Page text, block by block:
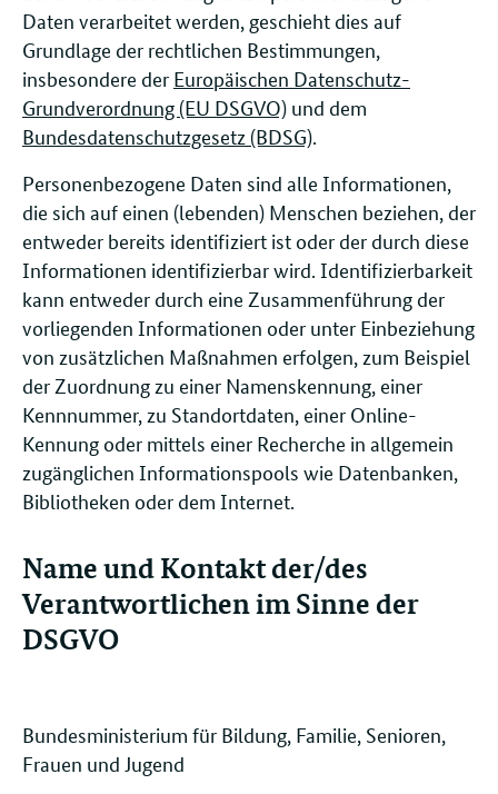
Daten verarbeitet werden, geschieht dies auf
Grundlage der rechtlichen Bestimmungen,
insbesondere der Europäischen Datenschutz-
Grundverordnung (EU DSGVO) und dem
Bundesdatenschutzgesetz (BDSG).
Personenbezogene Daten sind alle Informationen,
die sich auf einen (lebenden) Menschen beziehen, der
entweder bereits identifiziert ist oder der durch diese
Informationen identifizierbar wird. Identifizierbarkeit
kann entweder durch eine Zusammenführung der
vorliegenden Informationen oder unter Einbeziehung
von zusätzlichen Maßnahmen erfolgen, zum Beispiel
der Zuordnung zu einer Namenskennung, einer
Kennnummer, zu Standortdaten, einer Online-
Kennung oder mittels einer Recherche in allgemein
zugänglichen Informationspools wie Datenbanken,
Bibliotheken oder dem Internet.
Name und Kontakt der/des
Verantwortlichen im Sinne der
DSGVO
Bundesministerium für Bildung, Familie, Senioren,
Frauen und Jugend